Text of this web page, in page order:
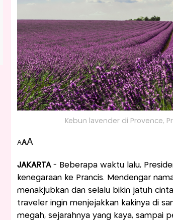
Kebun lavender di Provence,
AAA
JAKARTA- Beberapa waktu lalu,
kenegaraan ke Prancis. Mendengar
menakjubkan dan selalu bikin jatuh
traveler ingin menjejakkan kakinya di
megah, sejarahnya yang kaya, sampai